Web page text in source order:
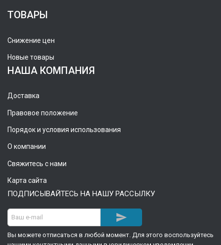
ТОВАРЫ
Снижение цен
Новые товары
НАША КОМПАНИЯ
Доставка
Правовое положение
Порядок и условия использования
О компании
Свяжитесь с нами
Карта сайта
ПОДПИСЫВАЙТЕСЬ НА НАШУ РАССЫЛКУ

Вы можете отписаться в любой момент. Для этого воспользуйтесь